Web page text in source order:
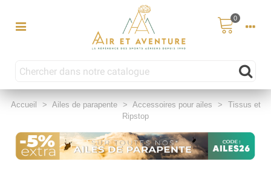
0
Accueil > Ailes de parapente > Accessoires pour ailes >
Tissus et
Ripstop